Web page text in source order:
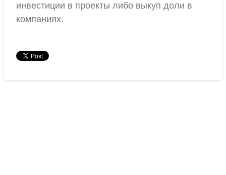
инвестиции в проекты либо выкуп доли в
компаниях.